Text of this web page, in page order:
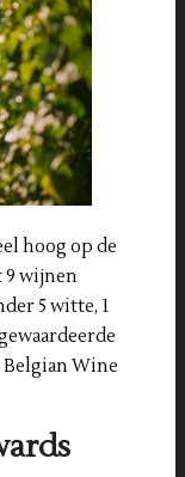
hoog op de
9 wijnen
5 witte, 1
Wine